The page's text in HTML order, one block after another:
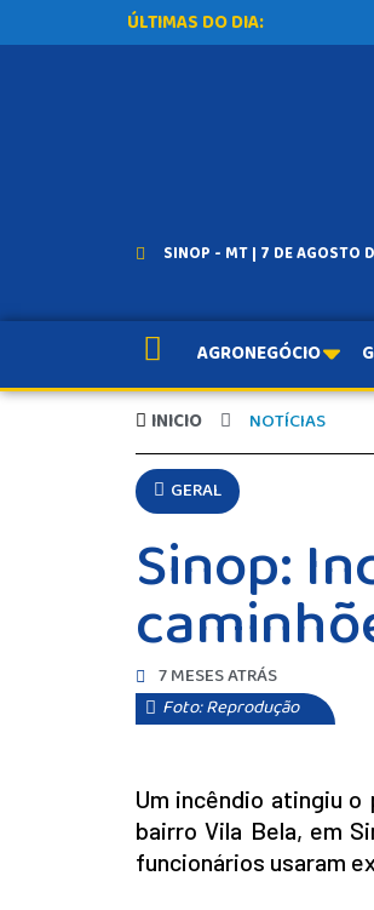
ÚLTIMAS DO DIA:
SINOP - MT | 7 DE AGOSTO
AGRONEGÓCIO
INICIO NOTÍCIAS
GERAL
Sinop:
7 MESES ATRÁS
Foto: Reprodução
Um incêndio atingiu
bairro Vila Bela, em
funcionários usaram